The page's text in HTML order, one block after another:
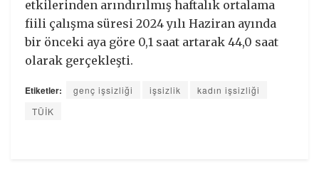
etkilerinden arındırılmış haftalık ortalama
fiili çalışma süresi 2024 yılı Haziran ayında
bir önceki aya göre 0,1 saat artarak 44,0 saat
olarak gerçekleşti.
Etiketler: genç işsizliği işsizlik
kadın işsizliği
TÜİK